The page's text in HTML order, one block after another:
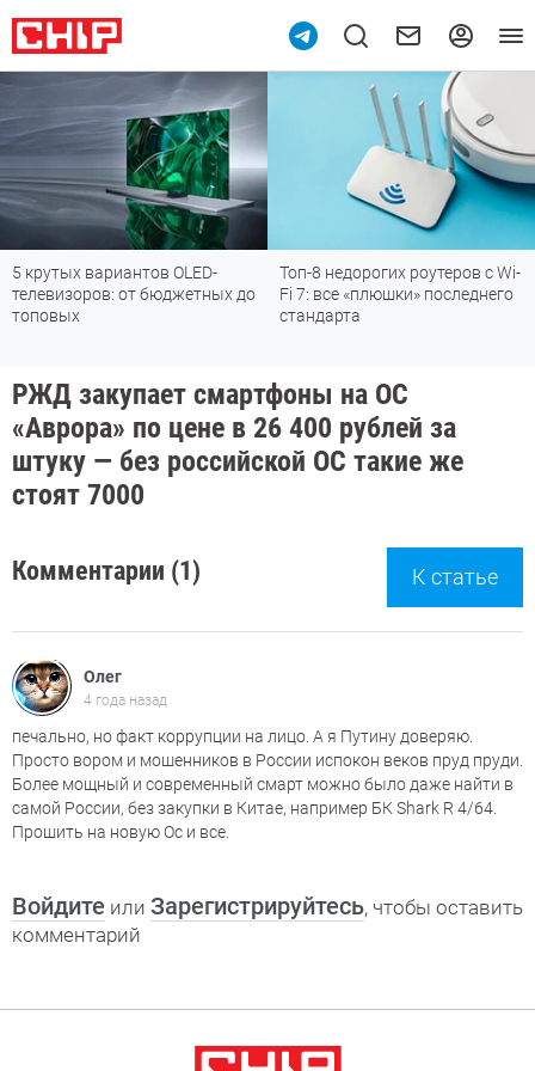
5 крутых вариантов OLED-
телевизоров: от бюджетных до
топовых
Топ-8 недорогих роутеров с Wi-
Fi 7: все «плюшки» последнего
стандарта
РЖД закупает смартфоны на ОС
«Аврора» по цене в 26 400 рублей за
штуку — без российской ОС такие же
стоят 7000
Комментарии (1) К статье
Олег
4 года назад
печально, но факт коррупции на лицо. А я Путину доверяю.
Просто вором и мошенников в России испокон веков пруд пруди.
Более мощный и современный смарт можно было даже найти в
самой России, без закупки в Китае, например БК Shark R 4/64.
Прошить на новую Ос и все.
Войдите или Зарегистрируйтесь, чтобы оставить
комментарий